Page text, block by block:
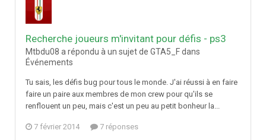
Recherche joueurs m'invitant pour défis - ps3
Mtbdu08 a répondu à un sujet de GTA5_F dans
Événements
Tu sais, les défis bug pour tous le monde. J'ai réussi à en faire
faire un paire aux membres de mon crew pour qu'ils se
renflouent un peu, mais c'est un peu au petit bonheur la...
7 février 2014 7 réponses